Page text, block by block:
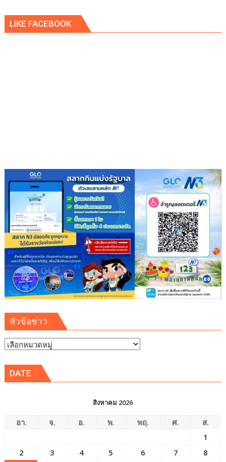
ทอด
LIKE FACEBOOK
หัวข้อข่าว
หัวข้อ
DATE
สิงหาคม 2026
อา. จ. อ. พ. พฤ. ศ.
ส.
1
2
3 4 5 6 7
8